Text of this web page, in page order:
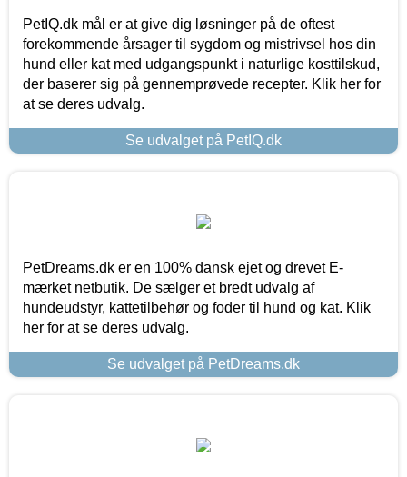
PetIQ.dk mål er at give dig løsninger på de oftest
forekommende årsager til sygdom og mistrivsel hos din
hund eller kat med udgangspunkt i naturlige kosttilskud,
der baserer sig på gennemprøvede recepter. Klik her for
at se deres udvalg.
Se udvalget på PetIQ.dk
PetDreams.dk er en 100% dansk ejet og drevet E-
mærket netbutik. De sælger et bredt udvalg af
hundeudstyr, kattetilbehør og foder til hund og kat. Klik
her for at se deres udvalg.
Se udvalget på PetDreams.dk